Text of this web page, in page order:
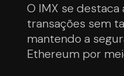
O IMX se
transações sem
mantendo a
Ethereum por